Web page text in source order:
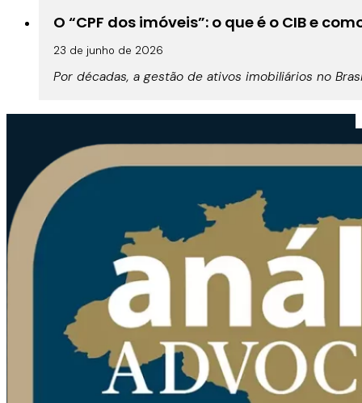
O “CPF dos imóveis”: o que é o CIB e
23 de junho de 2026
Por décadas, a gestão de ativos imobiliários no